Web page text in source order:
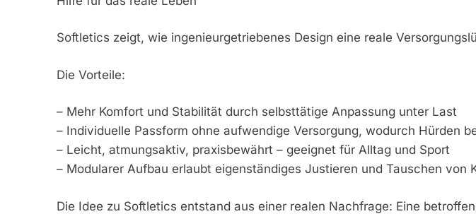
Softletics zeigt, wie ingenieurgetriebenes Design eine reale
Die Vorteile:
– Mehr Komfort und Stabilität durch selbsttätige Anpassung unter Last
– Individuelle Passform ohne aufwendige Versorgung, wodurch Hürden
– Leicht, atmungsaktiv, praxisbewährt – geeignet für Alltag und Sport
– Modularer Aufbau erlaubt eigenständiges Justieren und Tauschen von
Die Idee zu Softletics entstand aus einer realen Nachfrage: Eine